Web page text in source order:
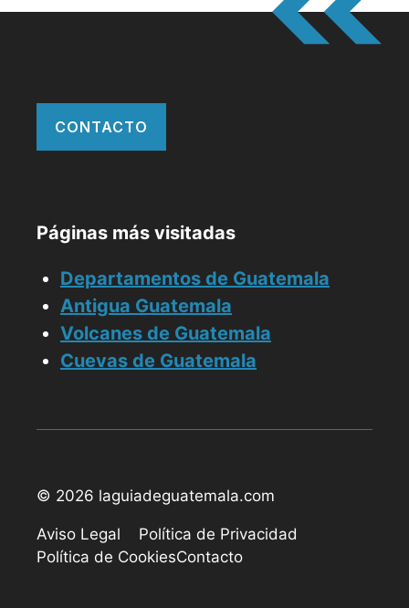
CONTACTO
Páginas más visitadas
Departamentos de Guatemala
Antigua Guatemala
Volcanes de Guatemala
Cuevas de Guatemala
© 2026 laguiadeguatemala.com
Aviso Legal
Política de Privacidad
Política de CookiesContacto